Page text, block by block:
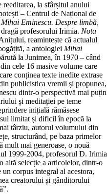
reeditarea, la sfârșitul anului
– Centrul de Național de
Mihai Eminescu. Despre limbă,
profesorului Irimia.Nota
reamintește că actualul
a antologieiMihai
la Junimea, în 1970 – când
cele 16 masive volume care
conținea texte inedite extrase
publicistica vremii și propunea,
dintr-o perspectivă mai puțin
și meditației pe teme
inițială rămăsese
limitat și dificil în epocă la
târziu, autorul volumului din
structurând, pe baza primelor
mult mai generoase, o nouă
1999-2004, profesorul D. Irimia
altă selecție a articolelor, dintr-o
corpus integral al acestora,
creatorului și gânditorului